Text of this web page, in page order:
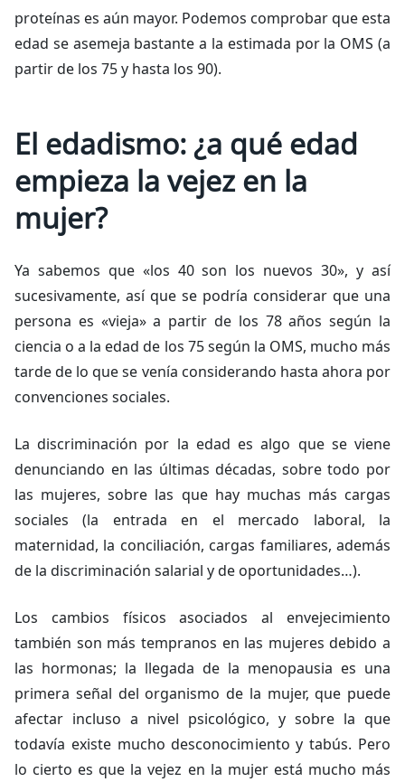
proteínas es aún mayor. Podemos comprobar que esta
edad se asemeja bastante a la estimada por la OMS (a
partir de los 75 y hasta los 90).
El edadismo: ¿a qué edad
empieza la vejez en la
mujer?
Ya sabemos que «los 40 son los nuevos 30», y así
sucesivamente, así que se podría considerar que una
persona es «vieja» a partir de los 78 años según la
ciencia o a la edad de los 75 según la OMS, mucho más
tarde de lo que se venía considerando hasta ahora por
convenciones sociales.
La discriminación por la edad es algo que se viene
denunciando en las últimas décadas, sobre todo por
las mujeres, sobre las que hay muchas más cargas
sociales (la entrada en el mercado laboral, la
maternidad, la conciliación, cargas familiares, además
de la discriminación salarial y de oportunidades…).
Los cambios físicos asociados al envejecimiento
también son más tempranos en las mujeres debido a
las hormonas; la llegada de la menopausia es una
primera señal del organismo de la mujer, que puede
afectar incluso a nivel psicológico, y sobre la que
todavía existe mucho desconocimiento y tabús. Pero
lo cierto es que la vejez en la mujer está mucho más